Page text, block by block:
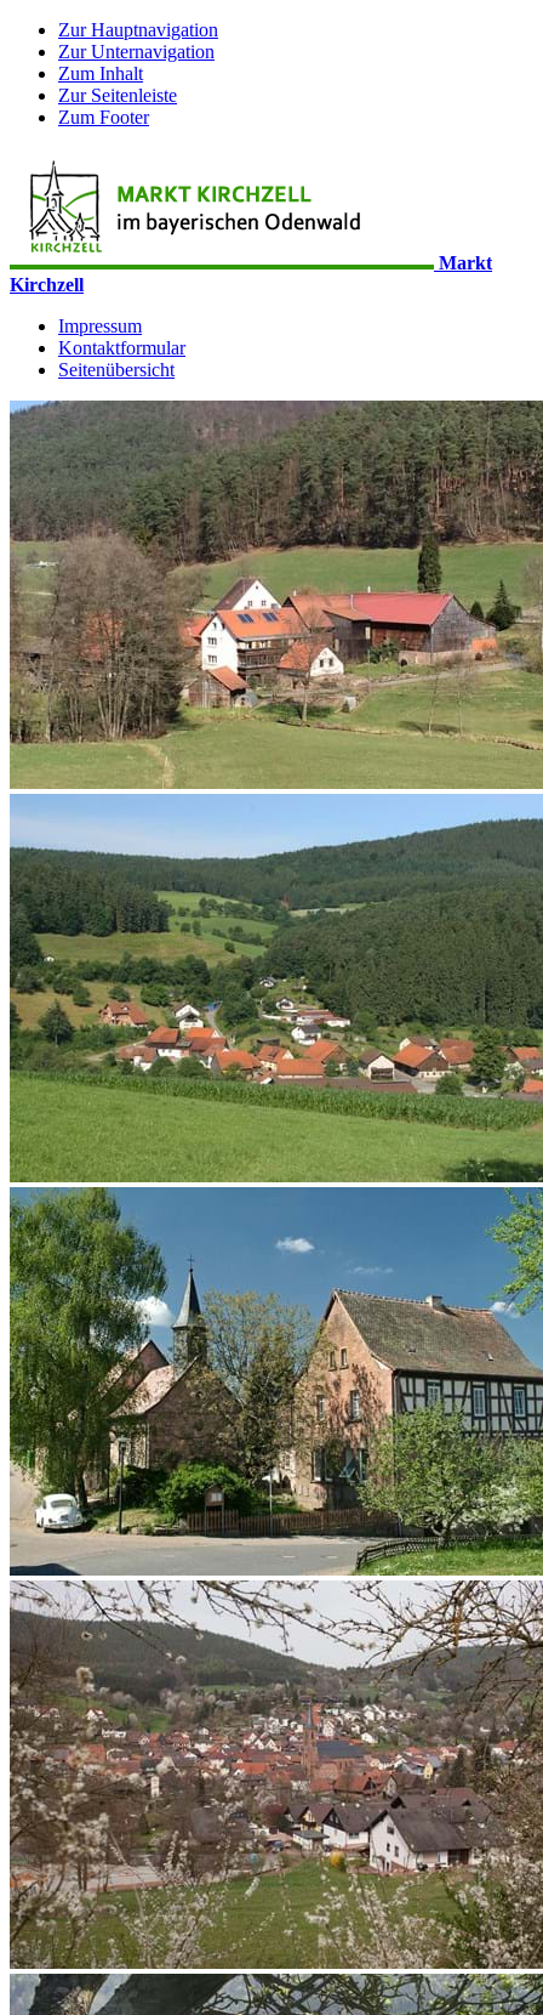
Zur Hauptnavigation
Zur Unternavigation
Zum Inhalt
Zur Seitenleiste
Zum Footer
Markt
Kirchzell
Impressum
Kontaktformular
Seitenübersicht